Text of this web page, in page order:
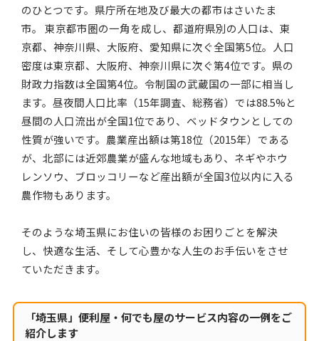
のひとつです。県庁所在地及び最大の都市はさいたま
市。 東京都市圏の一角を成し、都道府県別の人口は、東
京都、神奈川県、大阪府、愛知県に次ぐ全国第5位。人口
密度は東京都、大阪府、神奈川県に次ぐ第4位です。県の
財政力指数は全国第4位。令制国の武蔵国の一部に相当し
ます。昼夜間人口比率（15年調査、総務省）では88.5%と
昼間の人口流出が全国1位であり、ベッドタウンとしての
性質が強いです。農業産出額は第18位（2015年）である
が、北部には近郊農業が盛んな地域もあり、ネギやホウ
レンソウ、ブロッコリーなど産出額が全国3位以内に入る
農作物もあります。
そのような埼玉県にお住いの皆様のお困りごとを解決
し、快適な生活、そして心豊かな人生のお手伝いをさせ
ていただきます。
「埼玉県」便利屋・何でも屋のサービス内容の一例をご
紹介します